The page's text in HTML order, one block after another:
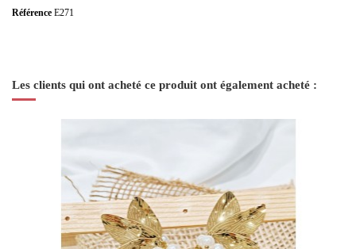
Référence E271
Les clients qui ont acheté ce produit ont également acheté :